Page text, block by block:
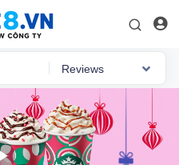
Reviews
Reviews
Việc làm